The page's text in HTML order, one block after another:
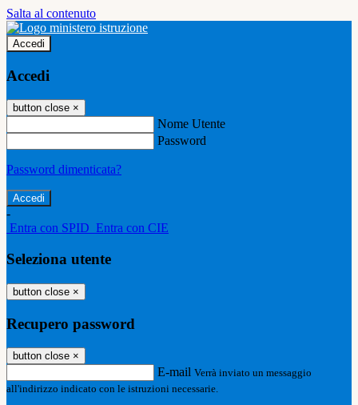
Salta al contenuto
Accedi
Accedi
button close ×
Nome Utente
Password
Password dimenticata?
-
Entra con SPID Entra con CIE
Seleziona utente
button close ×
Recupero password
button close ×
E-mail Verrà inviato un messaggio
all'indirizzo indicato con le istruzioni necessarie.